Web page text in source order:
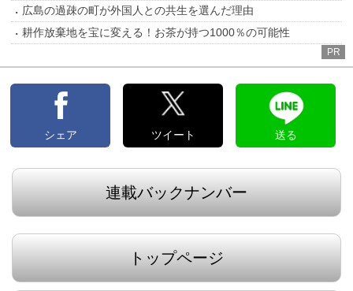
広島の過疎の町が外国人との共生を選んだ理由
耕作放棄地を宝に変える！お茶が持つ1000％の可能性
PR
シェア ツイート 送る
連載バックナンバー
トップページ